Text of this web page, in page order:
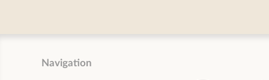
Navigation